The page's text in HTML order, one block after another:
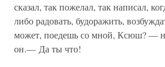
сказал, так пожелал, так написал,
либо радовать, будоражить,
может, поедешь со мной, Ксюш? —
он.— Да ты что!